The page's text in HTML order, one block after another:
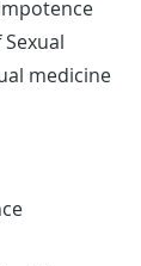
medicine